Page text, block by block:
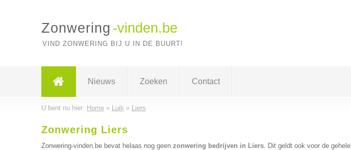
Zonwering -vinden.be
VIND ZONWERING BIJ U IN DE BUURT!
Nieuws Zoeken Contact
U bent nu hier: Home» Luik » Liers
Zonwering Liers
Zonwering-vinden.be bevat helaas nog geen zonwering bedrijven in Liers. Dit geldt ook voor de gehele